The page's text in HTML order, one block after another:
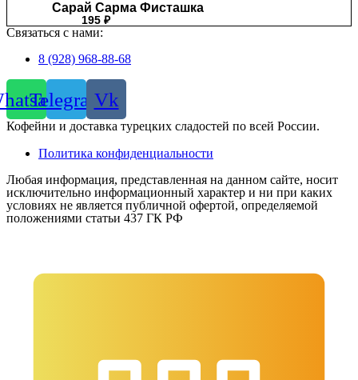
Сарай Сарма Фисташка
195 ₽
Связаться с нами:
8 (928) 968-88-68
TelegramVk
Кофейни и доставка турецких сладостей по всей России.
Политика конфиденциальности
Любая информация, представленная на данном сайте, носит
исключительно информационный характер и ни при каких
условиях не является публичной офертой, определяемой
положениями статьи 437 ГК РФ